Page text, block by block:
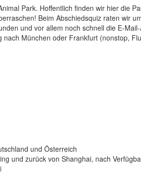
Park. Hoffentlich finden wir hier die
Beim Abschiedsquiz raten wir
und vor allem noch schnell die E-
München oder Frankfurt (nonstop,
und Österreich
und zurück von Shanghai, nach